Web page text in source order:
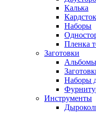
Калька
Кардсток
Наборы
Пленка
Заготовки
Альбомы
Наборы
Инструменты